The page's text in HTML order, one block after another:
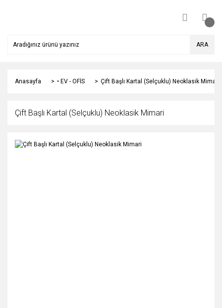
ARA
Anasayfa • EV - OFİS Çift Başlı Kartal (Selçuklu) Neoklasik Mimari
Çift Başlı Kartal (Selçuklu) Neoklasik Mimari